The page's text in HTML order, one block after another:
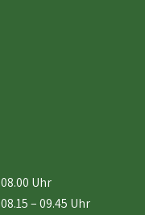
08.00 Uhr
08.15 – 09.45 Uhr